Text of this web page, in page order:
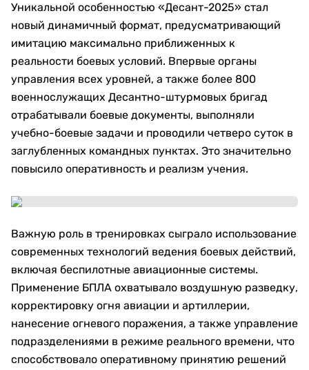
Уникальной особенностью «Десант-2025» стал
новый динамичный формат, предусматривающий
имитацию максимально приближенных к
реальности боевых условий. Впервые органы
управления всех уровней, а также более 800
военнослужащих Десантно-штурмовых бригад
отрабатывали боевые документы, выполняли
учебно-боевые задачи и проводили четверо суток в
заглубленных командных пунктах. Это значительно
повысило оперативность и реализм учения.
Важную роль в тренировках сыграло использование
современных технологий ведения боевых действий,
включая беспилотные авиационные системы.
Применение БПЛА охватывало воздушную разведку,
корректировку огня авиации и артиллерии,
нанесение огневого поражения, а также управление
подразделениями в режиме реального времени, что
способствовало оперативному принятию решений